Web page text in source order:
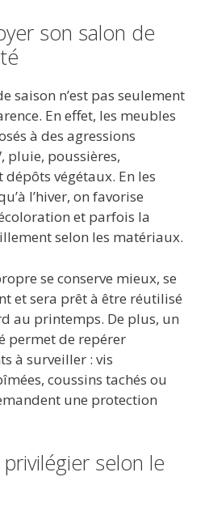
son salon de
saison n’est pas seulement
En effet, les meubles
à des agressions
pluie, poussières,
végétaux. En les
l’hiver, on favorise
et parfois la
selon les matériaux.
se conserve mieux, se
et sera prêt à être réutilisé
au printemps. De plus, un
permet de repérer
à surveiller : vis
coussins tachés ou
une protection
selon le